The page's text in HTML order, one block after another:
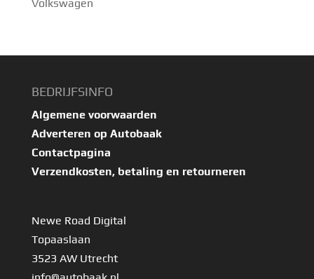
Volkswagen
BEDRIJFSINFO
Algemene voorwaarden
Adverteren op Autobaak
Contactpagina
Verzendkosten, betaling en retourneren
Newe Road Digital
Topaaslaan
3523 AW Utrecht